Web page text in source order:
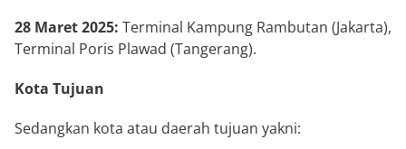
28 Maret 2025: Terminal Kampung Rambutan (Jakarta),
Terminal Poris Plawad (Tangerang).
Kota Tujuan
Sedangkan kota atau daerah tujuan yakni: